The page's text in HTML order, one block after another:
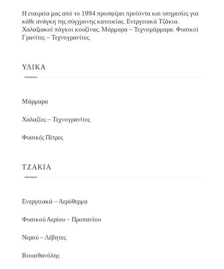
Η εταιρεία μας από το 1994 προσφέρει προϊόντα και υπηρεσίες για
κάθε ανάγκη της σύγχρονης κατοικίας. Ενεργειακά Τζάκια.
Χαλαζιακοί πάγκοι κουζίνας. Μάρμαρα – Τεχνομάρμαρα. Φυσικοί
Γρανίτες – Τεχνογρανίτες.
ΥΛΙΚΑ
Μάρμαρα
Χαλαζίες – Τεχνογρανίτες
Φυσικές Πέτρες
ΤΖΑΚΙΑ
Ενεργειακά – Αερόθερμα
Φυσικού Αερίου – Προπανίου
Νερού – Λέβητες
Βιοαιθανόλης